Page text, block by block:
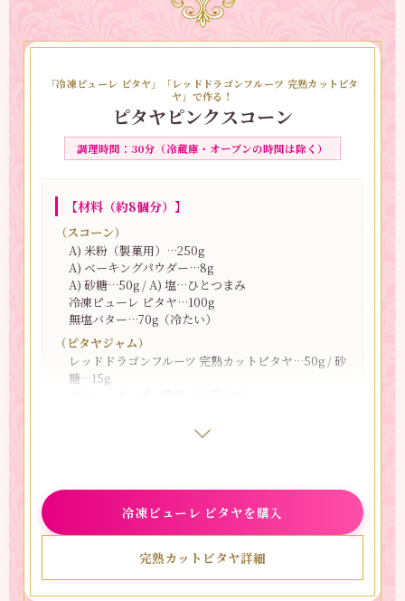
【ポイント】
ゼラチンは80度以上で加熱すると固まりにくくなるの
で要注意！ムースもゼリーも、温度に気をつけながら
作るのがコツです。
なります。
【やまさきさんコメント】
3つの層がかわいいムースケーキです。 今回は3層仕立
てにしていますが、スポンジとムースの2層でもおいし
く仕上がりますよ♪
ピタヤムースも、ピタヤゼリーもそれぞれ単体で楽し
めるので、小さめのココットなどに分けて作るのもお
すすめ！おもてなしにもぴったりです。
「冷凍ピューレ ピタヤ」「レッドドラゴンフルーツ 完熟カットピタ
ヤ」で作る！
ピタヤピンクスコーン
調理時間：30分（冷蔵庫・オーブンの時間は除く）
【材料（約8個分）】
（スコーン）
A) 米粉（製菓用）…250g
A) ベーキングパウダー…8g
A) 砂糖…50g / A) 塩…ひとつまみ
冷凍ピューレ ピタヤ…100g
無塩バター…70g（冷たい）
（ピタヤジャム）
レッドドラゴンフルーツ 完熟カットピタヤ…50g / 砂
糖…15g
無塩バターは角切りにして、使う直前まで冷蔵庫で
冷やしておく。
2.
3.
無塩バターを加えて粉状になるまで撹拌する。
冷凍ピューレ ピタヤを購入
完熟カットピタヤ詳細